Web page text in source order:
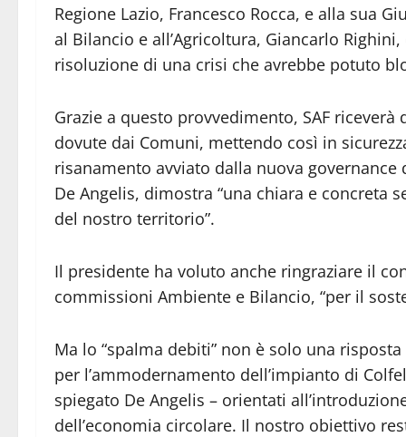
Regione Lazio, Francesco Rocca, e alla sua
al Bilancio e all’Agricoltura, Giancarlo
risoluzione di una crisi che avrebbe potuto
Grazie a questo provvedimento, SAF
dovute dai Comuni, mettendo così in
risanamento avviato dalla nuova
De Angelis, dimostra “una chiara e concreta
del nostro territorio”.
Il presidente ha voluto anche ringraziare il
commissioni Ambiente e Bilancio, “per il
Ma lo “spalma debiti” non è solo una
per l’ammodernamento dell’impianto di
spiegato De Angelis – orientati
dell’economia circolare. Il nostro obiettivo